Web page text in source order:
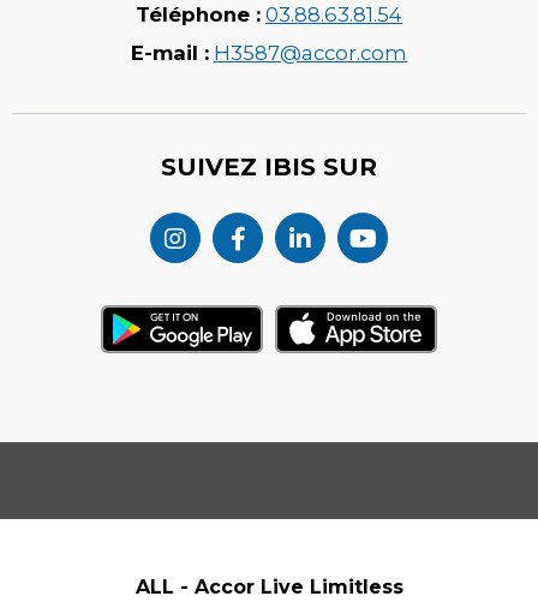
Téléphone : 03.88.63.81.54
E-mail : H3587@accor.com
SUIVEZ IBIS SUR
ALL - Accor Live Limitless